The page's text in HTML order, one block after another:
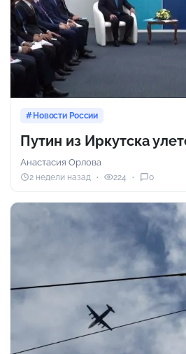
Новости России
Путин из Иркутска
Анастасия Орлова
2 недели назад 224 0